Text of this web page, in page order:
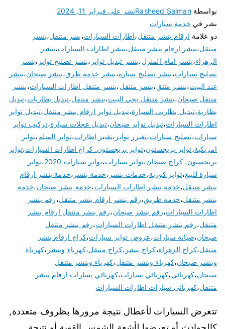
بواسطةRasheed Salmanنشر على فبراير 11, 2024
نشر في خدمة سيارات
ذو علامة ارقام بنشر متنقل،اطارات السيارات،بشر متنقل،بنسر
متنقل،بنشر ارقام بنشر متنقل،بنشر اطارات السيارات،بنشر
الزهراء،بنشر امام المنزل،بنشر تبديل تواير ،بنشر تصليح تواير ،بنشر
تصليح سيارات،بنشر تصليح سيارة،بنشر خدمة طرق،بنشر صبحان،بنشر
عند البيت،بنشر متنق،بنشر متنقل،بنشر متنقل اطارات السيارات،بنشر
متنقل صبحان،بنشر متنقل يجي البيت،بنشر منتقل،تبديل بطاريات،تبديل
بطارية،تبديل بطاريى السيارة،تبديل تواير ارقام بنشر متنقل،تبديل تواير
اطارات السيارات،تبديل تواير صبحان،تبديل عجلات سيارة،تركيب تواير
سيارات،تصليح سيارات،تغيرر تواير ،تغيير اطارات،تواير الميلم،تواير
امريكية،تواير بريجستون،تواير بريجستون. كراج اطارات السيارات،تواير
بريجستون. كراج صبحان،تواير سيارات،تواير سيارات 2020 ،تواير
سيارة للبيع،تواير كورية،خدمات بنشر ،خدمة بنشر ،خدمة بنشر ارقام
بنشر متنقل،خدمة بنشر اطارات السيارات،خدمة بنشر صبحان،خدمة
بنشر متنقل،خدمة طريق،رقم بنشر ارقام بنشر متنقل،رقم بنشر
اطارات السيارات،رقم بنشر صبحان،رقم بنشر متنقل ارقام بنشر
متنقل،رقم بنشر متنقل اطارات السيارات،رقم بنشر متنقل
صبحان،صيانة سيارات،عروض تواير سيارات،كراج ارقام بنشر
متنقل،كراج الزهراء،كراج بنشر ،كراج متنقل،كهرباء وبنشر ،كهرباء
وبنشر صبحان،كهرباء وبنشر متنقل،كهرباء وبنشر متنقل
صبحان،كهربائي،كهربائي سيارات،كهربائي سيارات ارقام بنشر
متنقل،كهربائي سيارات اطارات السيارات
تتعرض السيارات لأعطال نتيجة مرورها بظروف متعددة,